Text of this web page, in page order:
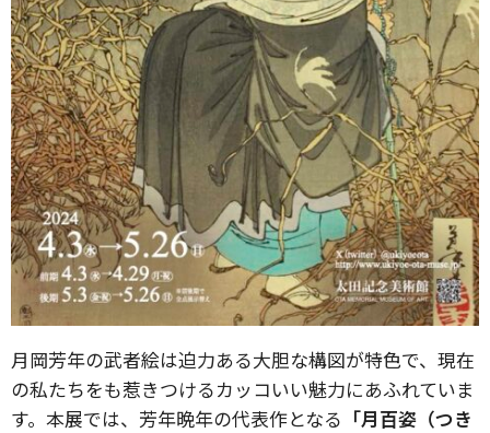
月岡芳年の武者絵は迫力ある大胆な構図が特色で、現在
の私たちをも惹きつけるカッコいい魅力にあふれていま
す。本展では、芳年晩年の代表作となる 「月百姿（つき